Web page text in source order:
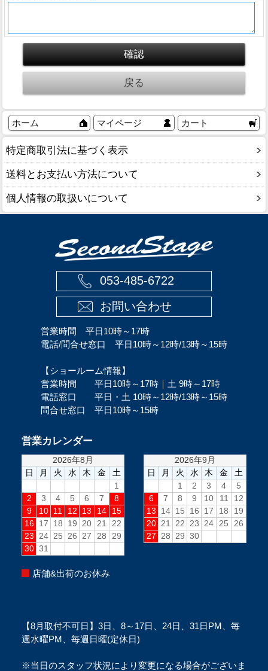
ホーム マイページ カート
特定商取引法に基づく表示
送料とお支払い方法について
個人情報の取扱いについて
053-485-6722
お問い合わせ
営業時間 平日10時～17時
電話/問合せ窓口 平日10時～12時/13時～15時
【ショールーム情報】
営業時間 平日10時～17時｜土 9時～17時
電話窓口 平日・土 10時～12時/13時～15時
問合せ窓口 平日10時～15時
営業カレンダー
店舗&出荷のお休み
【8月取付不可日】3日、8～17日、24日、31日PM、毎
週水曜PM、毎週日曜(定休日)
※当日のスタッフ状況により変更になる場合がございま